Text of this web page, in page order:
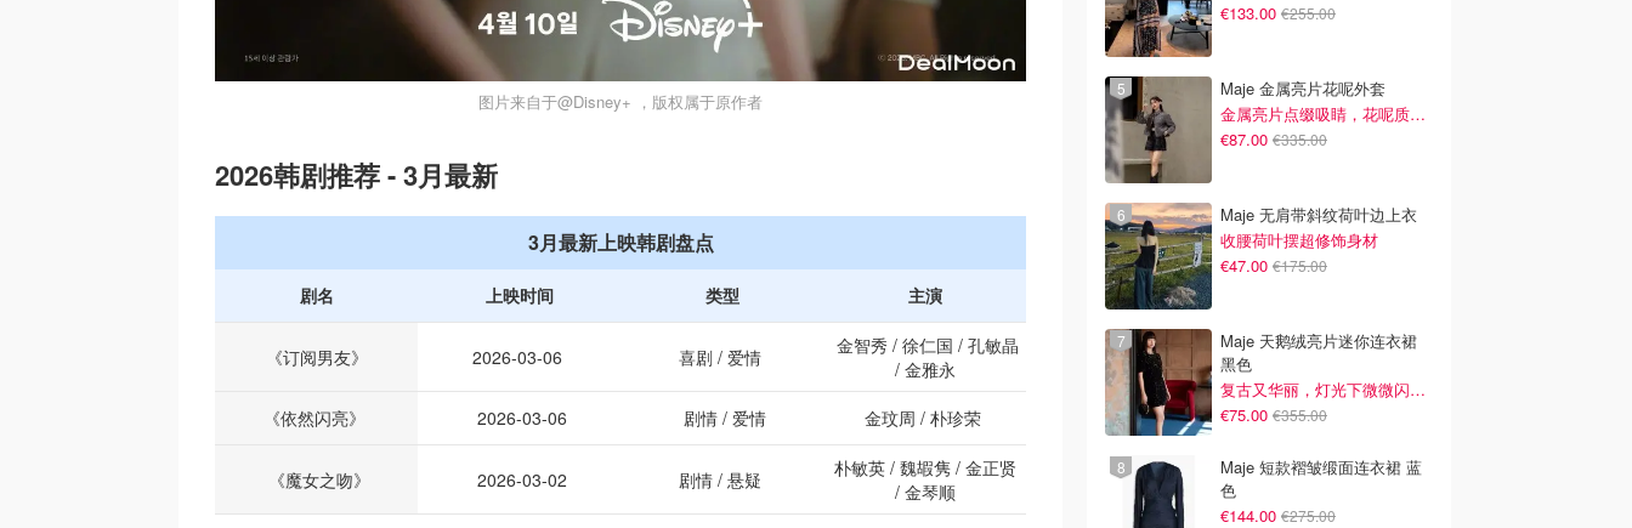
图片来自于@Disney+ ，版权属于原作者
2026韩剧推荐 - 3月最新
3月最新上映韩剧盘点
剧名 上映时间 类型 主演
《订阅男友》 2026-03-06 喜剧 / 爱情
金智秀 / 徐仁国 / 孔敏晶
/ 金雅永
《依然闪亮》
2026-03-06 剧情 / 爱情 金玟周 / 朴珍荣
《魔女之吻》 2026-03-02 剧情 / 悬疑
朴敏英 / 魏嘏隽 / 金正贤
/ 金琴顺
€133.00 €255.00
Maje 金属亮片花呢外套
金属亮片点缀吸睛，花呢质感高级又显贵
€87.00 €335.00
Maje 无肩带斜纹荷叶边上衣
收腰荷叶摆超修饰身材
€47.00 €175.00
Maje 天鹅绒亮片迷你连衣裙
黑色
复古又华丽，灯光下微微闪光~
€75.00 €355.00
Maje 短款褶皱缎面连衣裙 蓝
色
€144.00 €275.00